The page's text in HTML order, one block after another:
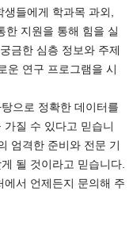
들에게 학과목 과외,
한 지원을 통해 힘을 실
금한 심층 정보와 주제
운 연구 프로그램을 시
으로 정확한 데이터를
질 수 있다고 믿습니
엄격한 준비와 전문 기
될 것이라고 믿습니다.
서 언제든지 문의해 주